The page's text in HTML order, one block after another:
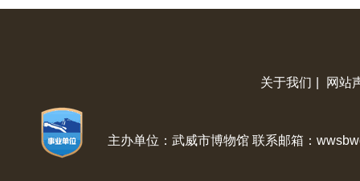
关于我们 网站
主办单位：武威市博物馆 联系邮箱：